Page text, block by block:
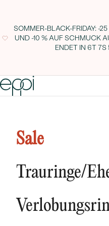
SOMMER-BLACK-FRIDAY: -
UND -10 % AUF SCHMUCK
ENDET IN 6T 7S
Sale
Trauringe/
NEUHEITEN
kleinen Kugeln